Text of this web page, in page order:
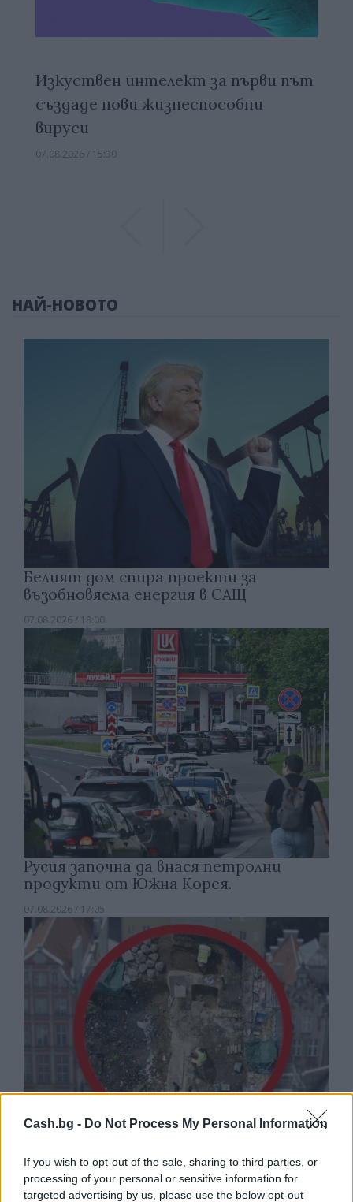
Cash.bg - Do Not Process My Personal Information
If you wish to opt-out of the sale, sharing to third parties, or
processing of your personal or sensitive information for
targeted advertising by us, please use the below opt-out
Изкуствен интелект за първи път
създаде нови жизнеспособни
вируси
07.08.2026 / 15:30
НАЙ-НОВОТО
Белият дом спира проекти за
възобновяема енергия в САЩ
07.08.2026 / 18:00
Русия започна да внася петролни
продукти от Южна Корея.
07.08.2026 / 17:05
Древен храм на почти 900 години
откриха под кафене за сладолед в
Полша